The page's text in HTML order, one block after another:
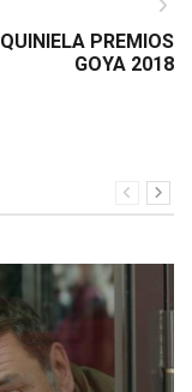
QUINIELA PREMIOS
GOYA 2018